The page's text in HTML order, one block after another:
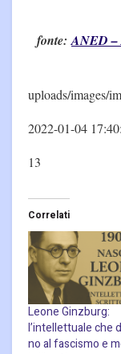
fonte:ANED –
uploads/images/
2022-01-04
13
Correlati
Leone Ginzburg:
l’intellettuale che
no al fascismo e